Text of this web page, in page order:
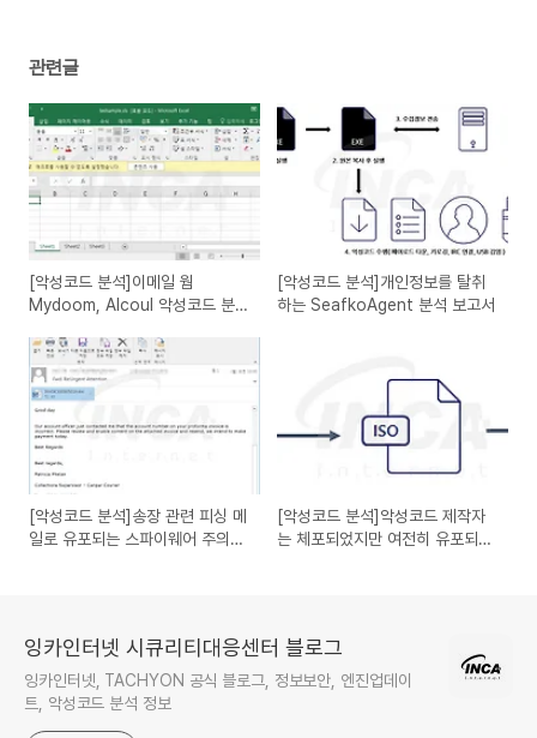
관련글
[악성코드 분석]이메일 웜
Mydoom, Alcoul 악성코드 분
[악성코드 분석]개인정보를 탈취
하는 SeafkoAgent 분석 보고서
[악성코드 분석]송장 관련 피싱 메
일로 유포되는 스파이웨어 주의
[악성코드 분석]악성코드 제작자
는 체포되었지만 여전히 유포되는
잉카인터넷 시큐리티대응센터 블로그
잉카인터넷, TACHYON 공식 블로그, 정보보안, 엔진업데이
트, 악성코드 분석 정보